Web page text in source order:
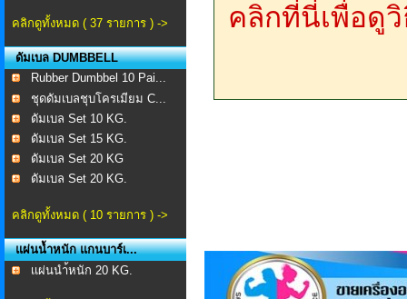
คลิกดูทั้งหมด ( 37 รายการ ) ->
ดัมเบล DUMBBELL
Rubber Dumbbel 10 Pai...
ชุดดัมเบลชุบโครเมียม C...
ดัมเบล Set 10 KG.
ดัมเบล Set 15 KG.
ดัมเบล Set 20 KG
ดัมเบล Set 20 KG.
คลิกดูทั้งหมด ( 10 รายการ ) ->
แผ่นน้ำหนัก แกนบาร์เ...
เเผ่นนำ้หนัก 20 KG.
คลิกที่นี่เพื่อดูวิ